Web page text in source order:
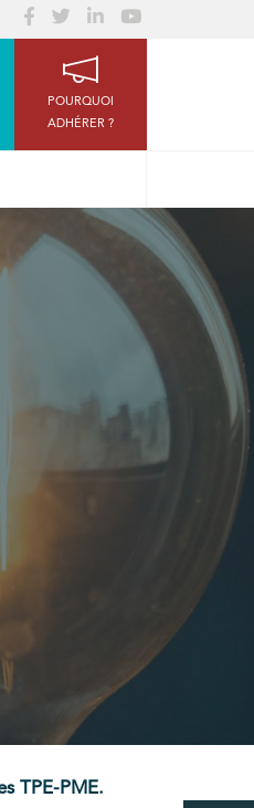
POURQUOI
ADHÉRER ?
TPE-PME.